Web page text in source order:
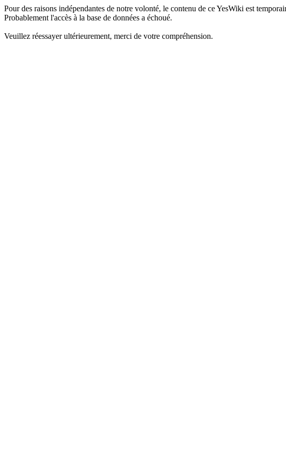
Pour des raisons indépendantes de notre volonté, le contenu de ce YesWiki est
Probablement l'accès à la base de données a échoué.
Veuillez réessayer ultérieurement, merci de votre compréhension.